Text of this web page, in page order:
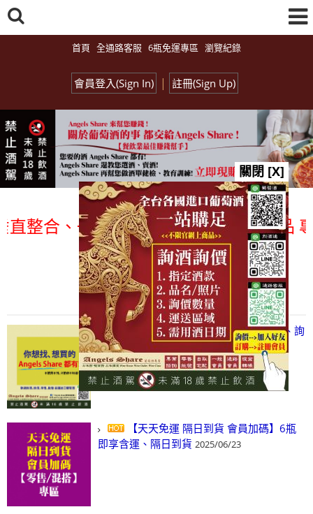
首頁 全通路客服 6瓶免運專區 瀏覽紀錄
會員登入(Sign In) | 註冊(Sign Up)
、一次購足」各國進口酒類商品 專業
總覽-促銷&活動
all events
【凡酒問Angels Share】線上選酒、詢
(尋)酒、詢價、零售、批發，看這裡!
2024/03/01
【天天免運 隔日到貨 會員加碼】6瓶
即享含運、隔日到貨 2025/06/23
關閉 [X]